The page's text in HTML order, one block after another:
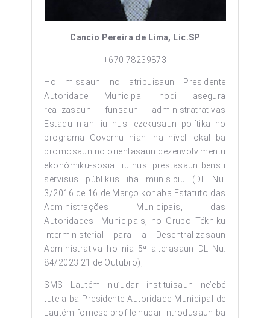
Cancio Pereira de Lima, Lic.SP
+670 78239873
Ho missaun no atribuisaun Presidente
Autoridade Municipal hodi asegura
realizasaun funsaun administratrativas
Estadu nian liu husi ezekusaun polítika no
programa Governu nian iha nível lokal ba
promosaun no orientasaun dezenvolvimentu
ekonómiku-sosial liu husi prestasaun bens i
servisus públikus iha munisipiu (DL Nu.
3/2016 de 16 de Março konaba Estatuto das
Administrações Municipais, das
Autoridades Municipais, no Grupo Tékniku
Interministerial para a Desentralizasaun
Administrativa ho nia 5ª alterasaun DL Nu.
84/2023 21 de Outubro);
SMS Lautém nu’udar instituisaun ne’ebé
tutela ba Presidente Autoridade Municipal de
Lautém fornese profile nudar introdusaun ba